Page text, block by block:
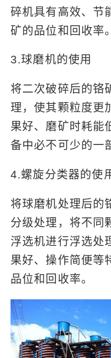
碎机具有高效、节
矿的品位和回收率。
3.球磨机的使用
将二次破碎后的铬
理，使其颗粒度更
果好、磨矿时耗能
备中必不可少的一
4.螺旋分类器的使
将球磨机处理后的
分级处理，将不同
浮选机进行浮选处
果好、操作简便等
品位和回收率。